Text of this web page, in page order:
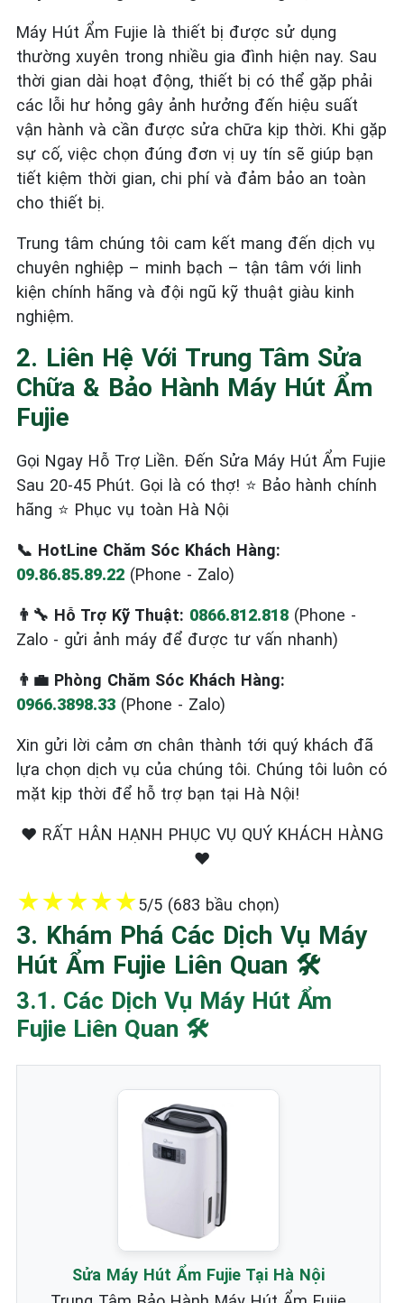
Máy Hút Ẩm Fujie là thiết bị được sử dụng
thường xuyên trong nhiều gia đình hiện nay. Sau
thời gian dài hoạt động, thiết bị có thể gặp phải
các lỗi hư hỏng gây ảnh hưởng đến hiệu suất
vận hành và cần được sửa chữa kịp thời. Khi gặp
sự cố, việc chọn đúng đơn vị uy tín sẽ giúp bạn
tiết kiệm thời gian, chi phí và đảm bảo an toàn
cho thiết bị.
Trung tâm chúng tôi cam kết mang đến dịch vụ
chuyên nghiệp – minh bạch – tận tâm với linh
kiện chính hãng và đội ngũ kỹ thuật giàu kinh
nghiệm.
2. Liên Hệ Với Trung Tâm Sửa
Chữa & Bảo Hành Máy Hút Ẩm
Fujie
Gọi Ngay Hỗ Trợ Liền. Đến Sửa Máy Hút Ẩm Fujie
Sau 20-45 Phút. Gọi là có thợ! ⭐ Bảo hành chính
hãng ⭐ Phục vụ toàn Hà Nội
📞 HotLine Chăm Sóc Khách Hàng:
09.86.85.89.22 (Phone - Zalo)
👨‍🔧 Hỗ Trợ Kỹ Thuật: 0866.812.818 (Phone -
Zalo - gửi ảnh máy để được tư vấn nhanh)
👨‍💼 Phòng Chăm Sóc Khách Hàng:
0966.3898.33 (Phone - Zalo)
Xin gửi lời cảm ơn chân thành tới quý khách đã
lựa chọn dịch vụ của chúng tôi. Chúng tôi luôn có
mặt kịp thời để hỗ trợ bạn tại Hà Nội!
❤️ RẤT HÂN HẠNH PHỤC VỤ QUÝ KHÁCH HÀNG
❤️
★★★★★5/5 (683 bầu chọn)
3. Khám Phá Các Dịch Vụ Máy
Hút Ẩm Fujie Liên Quan 🛠️
3.1. Các Dịch Vụ Máy Hút Ẩm
Fujie Liên Quan 🛠️
Sửa Máy Hút Ẩm Fujie Tại Hà Nội